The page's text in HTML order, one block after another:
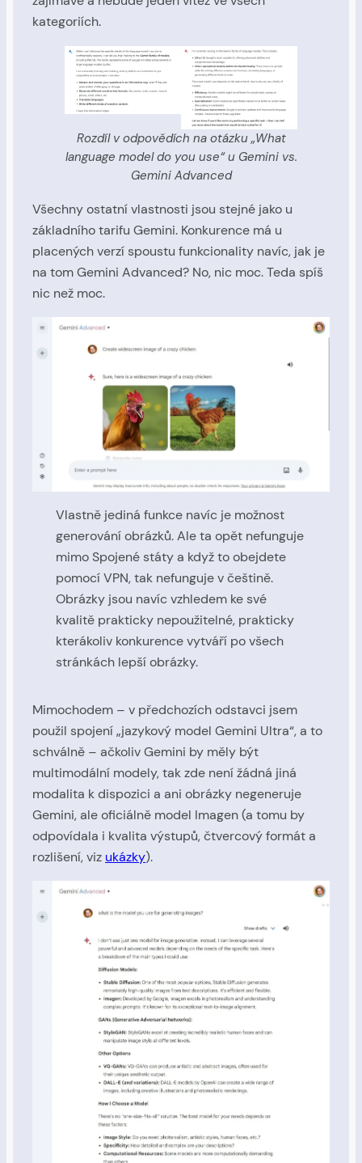
kategoriích.
Rozdíl v odpovědích na otázku „What
language model do you use“ u Gemini vs.
Gemini Advanced
Všechny ostatní vlastnosti jsou stejné jako u
základního tarifu Gemini. Konkurence má u
placených verzí spoustu funkcionality navíc, jak je
na tom Gemini Advanced? No, nic moc. Teda spíš
nic než moc.
Vlastně jediná funkce navíc je možnost
generování obrázků. Ale ta opět nefunguje
mimo Spojené státy a když to obejdete
pomocí VPN, tak nefunguje v češtině.
Obrázky jsou navíc vzhledem ke své
kvalitě prakticky nepoužitelné, prakticky
kterákoliv konkurence vytváří po všech
stránkách lepší obrázky.
Mimochodem – v předchozích odstavci jsem
použil spojení „jazykový model Gemini Ultra“, a to
schválně – ačkoliv Gemini by měly být
multimodální modely, tak zde není žádná jiná
modalita k dispozici a ani obrázky negeneruje
Gemini, ale oficiálně model Imagen (a tomu by
odpovídala i kvalita výstupů, čtvercový formát a
rozlišení, viz ukázky).